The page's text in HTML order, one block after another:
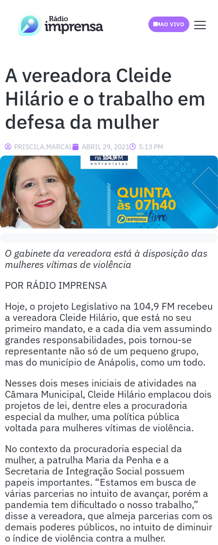
AO VIVO
A vereadora Cleide
Hilário e o trabalho em
defesa da mulher
PRISCILA.MARCAL ABRIL 29, 2021 5:13 PM
O gabinete da vereadora está à disposição das
mulheres vítimas de violência
POR RÁDIO IMPRENSA
Hoje, o projeto Legislativo na 104,9 FM recebeu
a vereadora Cleide Hilário, que está no seu
primeiro mandato, e a cada dia vem assumindo
grandes responsabilidades, pois tornou-se
representante não só de um pequeno grupo,
mas do município de Anápolis, como um todo.
Nesses dois meses iniciais de atividades na
Câmara Municipal, Cleide Hilário emplacou dois
projetos de lei, dentre eles a procuradoria
especial da mulher, uma política pública
voltada para mulheres vítimas de violência.
No contexto da procuradoria especial da
mulher, a patrulha Maria da Penha e a
Secretaria de Integração Social possuem
papeis importantes. “Estamos em busca de
várias parcerias no intuito de avançar, porém a
pandemia tem dificultado o nosso trabalho,”
disse a vereadora, que almeja parcerias com os
demais poderes públicos, no intuito de diminuir
o índice de violência contra a mulher.